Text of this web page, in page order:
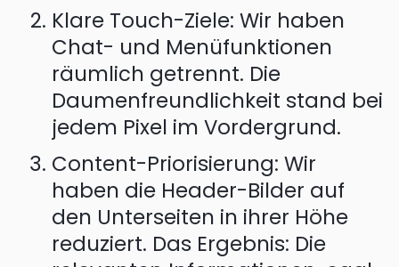
Klare Touch-Ziele: Wir haben
Chat- und Menüfunktionen
räumlich getrennt. Die
Daumenfreundlichkeit stand bei
jedem Pixel im Vordergrund.
Content-Priorisierung: Wir
haben die Header-Bilder auf
den Unterseiten in ihrer Höhe
reduziert. Das Ergebnis: Die